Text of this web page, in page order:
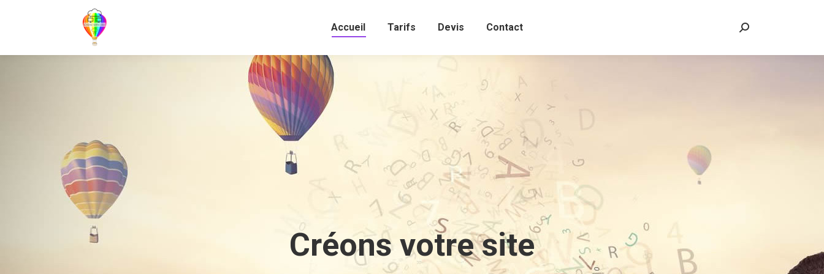
Accueil Tarifs Devis Contact
Recherche
Créons votre site